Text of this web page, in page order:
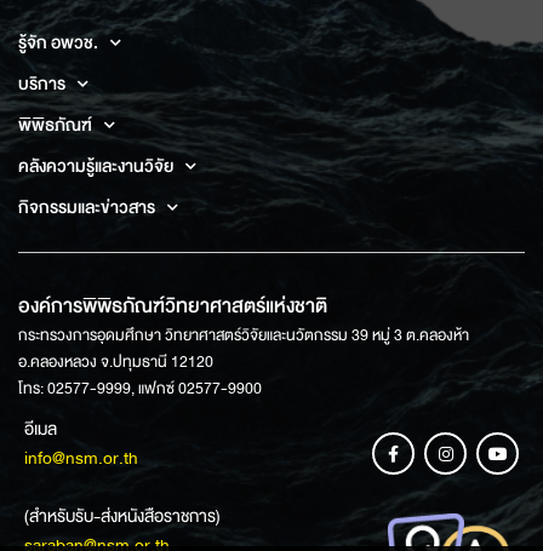
รู้จัก อพวช.
บริการ
พิพิธภัณฑ์
คลังความรู้และงานวิจัย
กิจกรรมและข่าวสาร
องค์การพิพิธภัณฑ์วิทยาศาสตร์แห่งชาติ
กระทรวงการอุดมศึกษา วิทยาศาสตร์วิจัยและนวัตกรรม 39 หมู่ 3 ต.คลองห้า
อ.คลองหลวง จ.ปทุมธานี 12120
โทร: 02577-9999, แฟกซ์ 02577-9900
อีเมล
info@nsm.or.th
(สำหรับรับ-ส่งหนังสือราชการ)